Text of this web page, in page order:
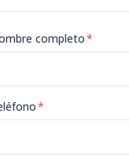
completo*
*